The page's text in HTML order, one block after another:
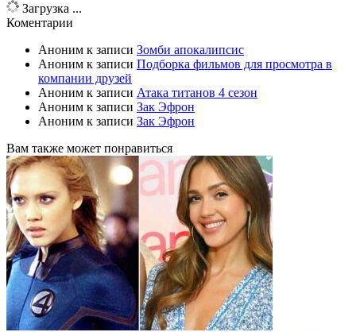
Загрузка ...
Коментарии
Аноним к записи Зомби апокалипсис
Аноним к записи Подборка фильмов для просмотра в
компании друзей
Аноним к записи Атака титанов 4 сезон
Аноним к записи Зак Эфрон
Аноним к записи Зак Эфрон
Вам также может понравиться